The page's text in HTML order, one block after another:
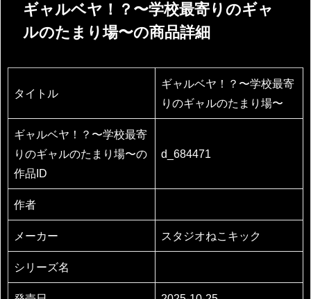
ギャルベヤ！？〜学校最寄りのギャ
ルのたまり場〜の商品詳細
タイトル
ギャルベヤ！？〜学校最寄
りのギャルのたまり場〜
ギャルベヤ！？〜学校最寄
りのギャルのたまり場〜の
作品ID
d_684471
作者
メーカー スタジオねこキック
シリーズ名